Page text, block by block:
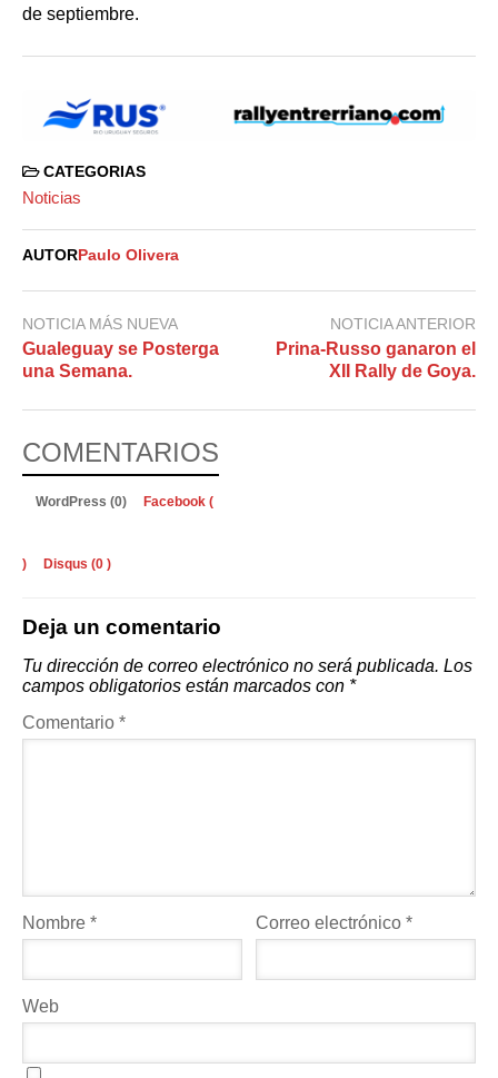
de septiembre.
CATEGORIAS
Noticias
AUTOR Paulo Olivera
NOTICIA MÁS NUEVA
Gualeguay se Posterga
una Semana.
NOTICIA ANTERIOR
Prina-Russo ganaron el
XII Rally de Goya.
COMENTARIOS
WordPress (0) Facebook (
) Disqus (0 )
Deja un comentario
Tu dirección de correo electrónico no será publicada. Los
campos obligatorios están marcados con *
Comentario *
Nombre * Correo electrónico*
Web